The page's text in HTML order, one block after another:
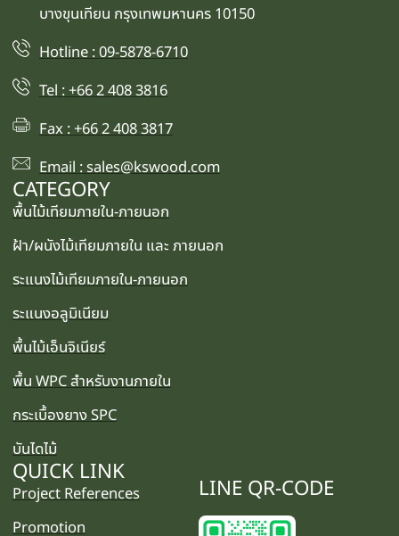
บางขุนเทียน กรุงเทพมหานคร 10150
Hotline : 09-5878-6710
Tel : +66 2 408 3816
Fax : +66 2 408 3817
Email : sales@kswood.com
CATEGORY
พื้นไม้เทียมภายใน-ภายนอก
ฝ้า/ผนังไม้เทียมภายใน และ ภายนอก
ระแนงไม้เทียมภายใน-ภายนอก
ระแนงอลูมิเนียม
พื้นไม้เอ็นจิเนียร์
พื้น WPC สำหรับงานภายใน
กระเบื้องยาง SPC
บันไดไม้
QUICK LINK
Project References
Promotion
LINE QR-CODE